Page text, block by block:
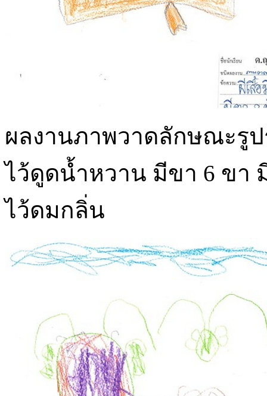
ผลงานภาพวาดลักษณะรูป
ไว้ดูดน้ำหวาน มีขา 6 ขา
ไว้ดมกลิ่น